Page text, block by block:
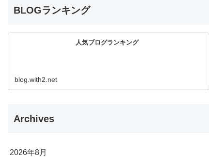
BLOGランキング
人気ブログランキング
blog.with2.net
Archives
2026年8月